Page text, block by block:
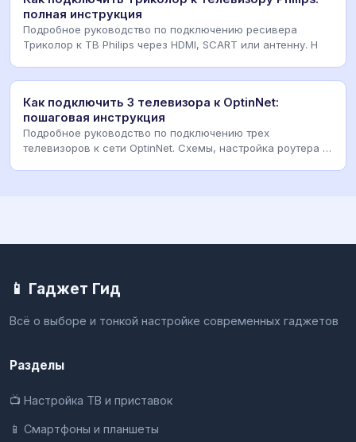
полная инструкция
Подробное руководство по подключению ресивера
Триколор к ТВ Philips через HDMI, SCART или антенну. Н
Как подключить 3 телевизора к OptinNet:
пошаговая инструкция
Подробное руководство по подключению трех
телевизоров к сети OptinNet. Схемы, настройка роутера и
📱 Гаджет Гид
Всё о выборе и тонкой настройке современных гаджетов
Разделы
📺 Настройка ТВ и приставок
📱 Смартфоны и планшеты